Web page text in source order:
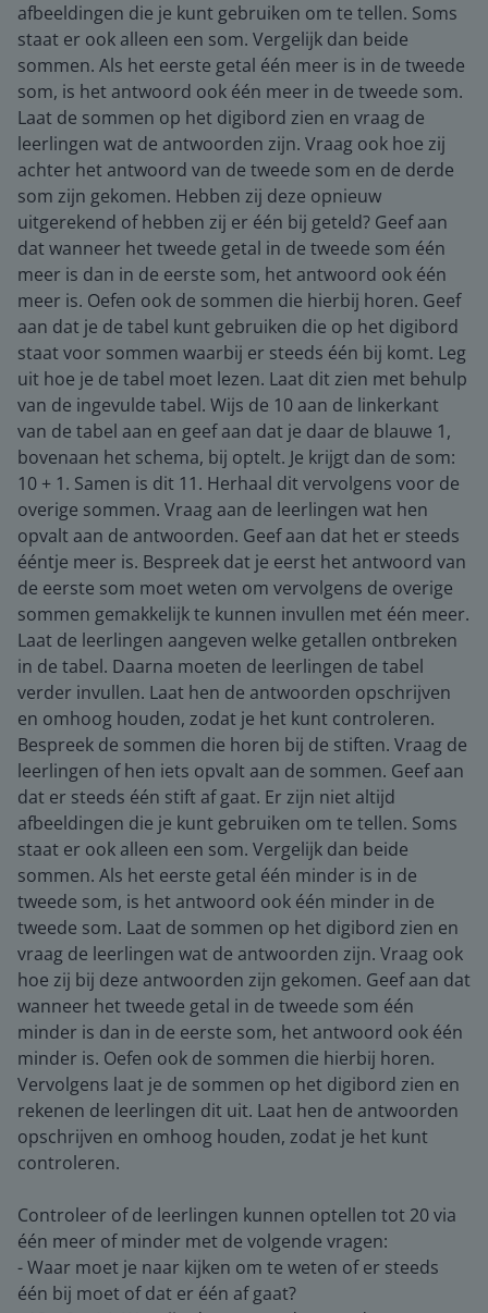
afbeeldingen die je kunt gebruiken om te tellen. Soms
staat er ook alleen een som. Vergelijk dan beide
sommen. Als het eerste getal één meer is in de tweede
som, is het antwoord ook één meer in de tweede som.
Laat de sommen op het digibord zien en vraag de
leerlingen wat de antwoorden zijn. Vraag ook hoe zij
achter het antwoord van de tweede som en de derde
som zijn gekomen. Hebben zij deze opnieuw
uitgerekend of hebben zij er één bij geteld? Geef aan
dat wanneer het tweede getal in de tweede som één
meer is dan in de eerste som, het antwoord ook één
meer is. Oefen ook de sommen die hierbij horen. Geef
aan dat je de tabel kunt gebruiken die op het digibord
staat voor sommen waarbij er steeds één bij komt. Leg
uit hoe je de tabel moet lezen. Laat dit zien met behulp
van de ingevulde tabel. Wijs de 10 aan de linkerkant
van de tabel aan en geef aan dat je daar de blauwe 1,
bovenaan het schema, bij optelt. Je krijgt dan de som:
10 + 1. Samen is dit 11. Herhaal dit vervolgens voor de
overige sommen. Vraag aan de leerlingen wat hen
opvalt aan de antwoorden. Geef aan dat het er steeds
ééntje meer is. Bespreek dat je eerst het antwoord van
de eerste som moet weten om vervolgens de overige
sommen gemakkelijk te kunnen invullen met één meer.
Laat de leerlingen aangeven welke getallen ontbreken
in de tabel. Daarna moeten de leerlingen de tabel
verder invullen. Laat hen de antwoorden opschrijven
en omhoog houden, zodat je het kunt controleren.
Bespreek de sommen die horen bij de stiften. Vraag de
leerlingen of hen iets opvalt aan de sommen. Geef aan
dat er steeds één stift af gaat. Er zijn niet altijd
afbeeldingen die je kunt gebruiken om te tellen. Soms
staat er ook alleen een som. Vergelijk dan beide
sommen. Als het eerste getal één minder is in de
tweede som, is het antwoord ook één minder in de
tweede som. Laat de sommen op het digibord zien en
vraag de leerlingen wat de antwoorden zijn. Vraag ook
hoe zij bij deze antwoorden zijn gekomen. Geef aan dat
wanneer het tweede getal in de tweede som één
minder is dan in de eerste som, het antwoord ook één
minder is. Oefen ook de sommen die hierbij horen.
Vervolgens laat je de sommen op het digibord zien en
rekenen de leerlingen dit uit. Laat hen de antwoorden
opschrijven en omhoog houden, zodat je het kunt
controleren.
Controleer of de leerlingen kunnen optellen tot 20 via
één meer of minder met de volgende vragen:
- Waar moet je naar kijken om te weten of er steeds
één bij moet of dat er één af gaat?